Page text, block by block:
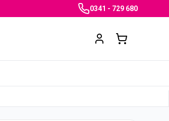
0341 - 729 680